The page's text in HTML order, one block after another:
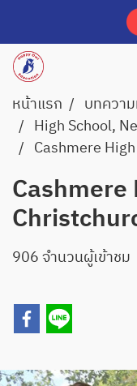
หน้าแรก บทควา
High School,
Cashmere
Cashmere
906 จำนวนผู้เข้าชม